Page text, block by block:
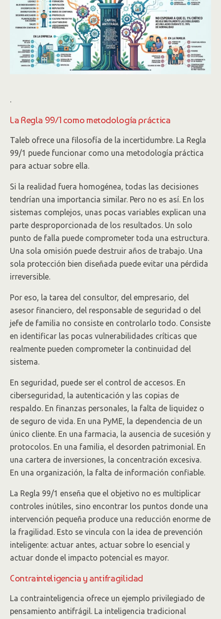
.
La Regla 99/1 como metodología práctica
Taleb ofrece una filosofía de la incertidumbre. La Regla
99/1 puede funcionar como una metodología práctica
para actuar sobre ella.
Si la realidad fuera homogénea, todas las decisiones
tendrían una importancia similar. Pero no es así. En los
sistemas complejos, unas pocas variables explican una
parte desproporcionada de los resultados. Un solo
punto de falla puede comprometer toda una estructura.
Una sola omisión puede destruir años de trabajo. Una
sola protección bien diseñada puede evitar una pérdida
irreversible.
Por eso, la tarea del consultor, del empresario, del
asesor financiero, del responsable de seguridad o del
jefe de familia no consiste en controlarlo todo. Consiste
en identificar las pocas vulnerabilidades críticas que
realmente pueden comprometer la continuidad del
sistema.
En seguridad, puede ser el control de accesos. En
ciberseguridad, la autenticación y las copias de
respaldo. En finanzas personales, la falta de liquidez o
de seguro de vida. En una PyME, la dependencia de un
único cliente. En una farmacia, la ausencia de sucesión y
protocolos. En una familia, el desorden patrimonial. En
una cartera de inversiones, la concentración excesiva.
En una organización, la falta de información confiable.
La Regla 99/1 enseña que el objetivo no es multiplicar
controles inútiles, sino encontrar los puntos donde una
intervención pequeña produce una reducción enorme de
la fragilidad. Esto se vincula con la idea de prevención
inteligente: actuar antes, actuar sobre lo esencial y
actuar donde el impacto potencial es mayor.
Contrainteligencia y antifragilidad
La contrainteligencia ofrece un ejemplo privilegiado de
pensamiento antifrágil. La inteligencia tradicional